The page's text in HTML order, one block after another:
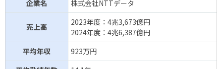
企業名 株式会社NTTデータ
売上高
2023年度：4兆3,673億円
2024年度：4兆6,387億円
平均年収
923万円